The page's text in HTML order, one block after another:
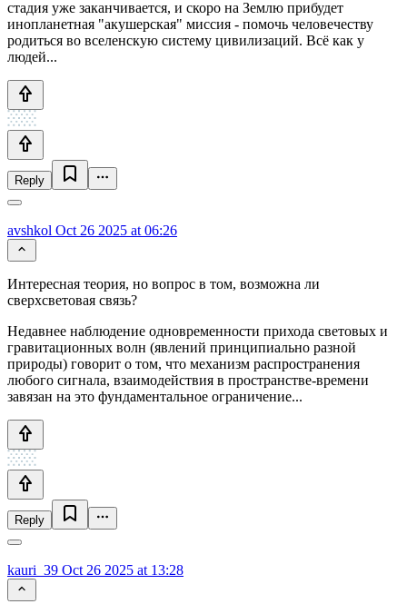
стадия уже заканчивается, и скоро на Землю прибудет
инопланетная "акушерская" миссия - помочь человечеству
родиться во вселенскую систему цивилизаций. Всё как у
людей...
Reply
avshkol Oct 26 2025 at 06:26
Интересная теория, но вопрос в том, возможна ли
сверхсветовая связь?
Недавнее наблюдение одновременности прихода световых и
гравитационных волн (явлений принципиально разной
природы) говорит о том, что механизм распространения
любого сигнала, взаимодействия в пространстве-времени
завязан на это фундаментальное ограничение...
Reply
kauri_39 Oct 26 2025 at 13:28